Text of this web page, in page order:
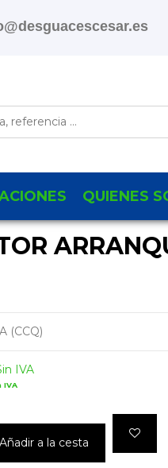
QUIENES
(CCQ)
IVA
IVA
Añadir a la cesta